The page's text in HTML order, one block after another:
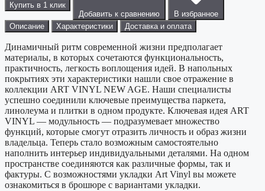
Купить в 1 клик
Добавить к сравнению
В избранное
Описание
Характеристики Доставка и оплата
Динамичный ритм современной жизни предполагает
материалы, в которых сочетаются функциональность,
практичность, легкость воплощения идей. В напольных
покрытиях эти характеристики нашли свое отражение в
коллекции ART VINYL NEW AGE. Наши специалисты
успешно соединили ключевые преимущества паркета,
линолеума и плитки в одном продукте. Ключевая идея ART
VINYL — модульность — подразумевает множество
функций, которые смогут отразить личность и образ жизни
владельца. Теперь стало возможным самостоятельно
наполнить интерьер индивидуальными деталями. На одном
пространстве соединяются как различные формы, так и
фактуры. С возможностями укладки Art Vinyl вы можете
ознакомиться в брошюре с вариантами укладки.